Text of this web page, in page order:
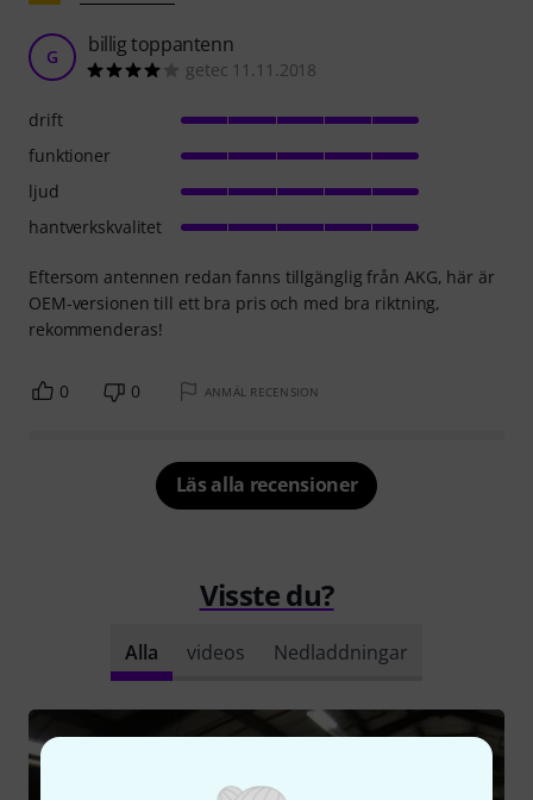
G billig toppantenn
getec 11.11.2018
Eftersom antennen redan fanns tillgänglig från AKG, här är
OEM-versionen till ett bra pris och med bra riktning,
rekommenderas!
drift
funktioner
ljud
hantverkskvalitet
0 0 ANMÄL RECENSION
Läs alla recensioner
Visste du?
Alla videos Nedladdningar